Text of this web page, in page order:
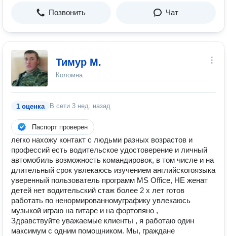
Позвонить Чат
Тимур М.
Коломна
1 оценка В сети 3 нед. назад
Паспорт проверен
легко нахожу контакт с людьми разных возрастов и
профессий есть водительское удостоверение и личный
автомобиль возможность командировок, в том числе и на
длительный срок увлекаюсь изучением английскогоязыка
уверенный пользователь программ MS Office, НЕ женат
детей нет водительский стаж более 2 х лет готов
работать по ненормированномуграфику увлекаюсь
музыкой играю на гитаре и на фортопяно ,
Здравствуйте уважаемые клиенты , я работаю один
максимум с одним помощником. Мы, граждане